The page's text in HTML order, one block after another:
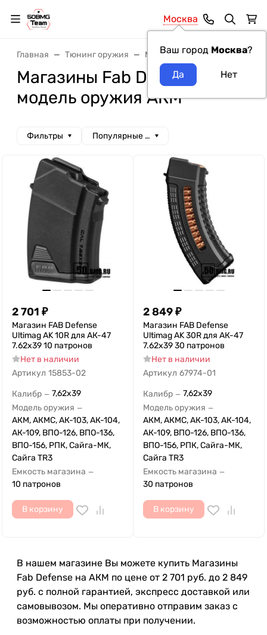
Москва
Ваш город Москва?
Главная Тюнинг оружия Магазины Магазины Fab
Магазины Fab Defense
модель оружия АКМ
Фильтры Популярные сначала
2 701 ₽
Магазин FAB Defense
Ultimag AK 10R для АК-47
7.62x39 10 патронов
Нет в наличии
Артикул 15853-02
Калибр — 7,62x39
Модель оружия —
АКМ, АКМС, АК-103, АК-104,
АК-109, ВПО-126, ВПО-136,
ВПО-156, РПК, Сайга-МК,
Сайга TR3
Емкость магазина —
10 патронов
В корзину
2 849₽
Магазин FAB Defense
Ultimag AK 30R для АК-47
7.62x39 30 патронов
Нет в наличии
Артикул 67974-01
Калибр — 7,62x39
Модель оружия —
АКМ, АКМС, АК-103, АК-104,
АК-109, ВПО-126, ВПО-136,
ВПО-156, РПК, Сайга-МК,
Сайга TR3
Емкость магазина —
30 патронов
В корзину
В нашем магазине Вы можете купить Магазины
Fab Defense на АКМ по цене от 2 701 руб. до 2 849
руб. с полной гарантией, экспресс доставкой или
самовывозом. Мы оперативно отправим заказ с
возможностью оплаты при получении.